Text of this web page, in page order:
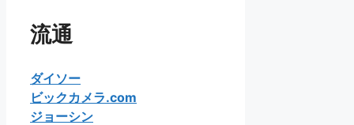
流通
ダイソー
ビックカメラ.com
ジョーシン